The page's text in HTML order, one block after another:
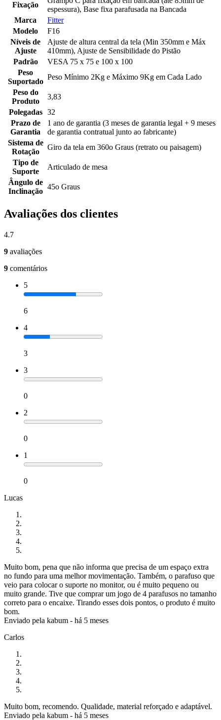
Fixação
espessura), Base fixa parafusada na Bancada
Marca
Fitter
Modelo
F16
Níveis de
Ajuste
Ajuste de altura central da tela (Min 350mm e Máx
410mm), Ajuste de Sensibilidade do Pistão
Padrão
VESA 75 x 75 e 100 x 100
Peso
Suportado
Peso Mínimo 2Kg e Máximo 9Kg em Cada Lado
Peso do
Produto
3,83
Polegadas
32
Prazo de
Garantia
1 ano de garantia (3 meses de garantia legal + 9 meses
de garantia contratual junto ao fabricante)
Sistema de
Rotação
Giro da tela em 360o Graus (retrato ou paisagem)
Tipo de
Suporte
Articulado de mesa
Ângulo de
Inclinação
45o Graus
Avaliações dos clientes
4.7
9 avaliações
9 comentários
5
6
4
3
3
0
2
0
1
0
Lucas
Muito bom, pena que não informa que precisa de um espaço extra
no fundo para uma melhor movimentação. Também, o parafuso que
veio para colocar o suporte no monitor, ou é muito pequeno ou
muito grande. Tive que comprar um jogo de 4 parafusos no tamanho
correto para o encaixe. Tirando esses dois pontos, o produto é muito
bom.
Enviado pela kabum - há 5 meses
Carlos
Muito bom, recomendo. Qualidade, material reforçado e adaptável.
Enviado pela kabum - há 5 meses